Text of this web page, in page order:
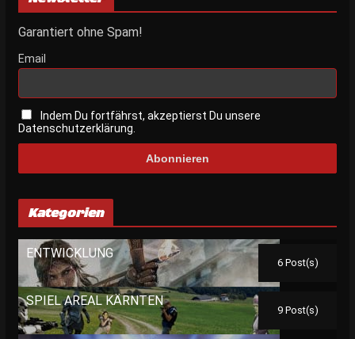
Garantiert ohne Spam!
Email
Indem Du fortfährst, akzeptierst Du unsere
Datenschutzerklärung.
Kategorien
ENTWICKLUNG
6 Post(s)
SPIEL AREAL KÄRNTEN
9 Post(s)